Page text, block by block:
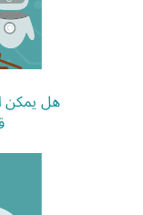
هل يمكن